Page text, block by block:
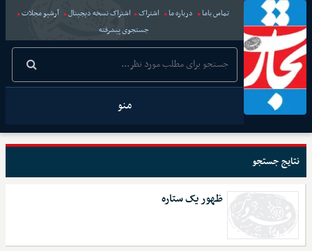
تماس باما درباره ما اشتراک اشتراک نسخه دیجیتال
آرشیو مجلات
جستجوی پیشرفته
منو
نتایج جستجو
ظهور یک ستاره